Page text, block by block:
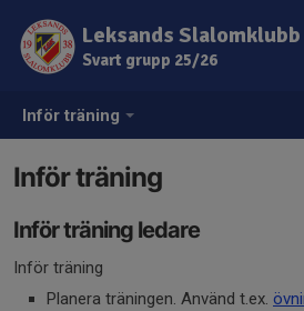
Inför träning
Leksands Slalomklubb
Svart grupp 25/26
Inför träning
Inför träning ledare
Inför träning
Planera träningen. Använd t.ex.